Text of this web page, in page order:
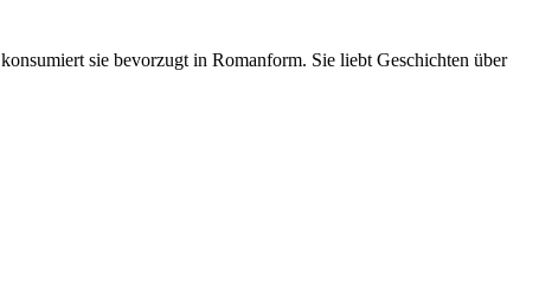
konsumiert sie bevorzugt in Romanform. Sie liebt Geschichten über